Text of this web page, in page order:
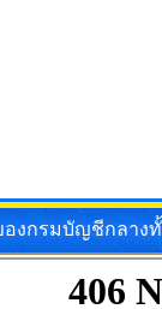
งกรมบัญชีกลาง